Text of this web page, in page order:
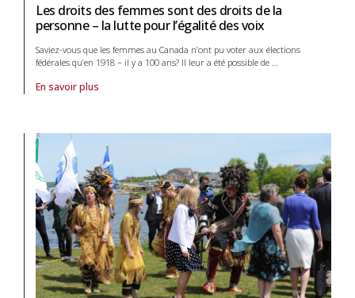
Les droits des femmes sont des droits de la
personne – la lutte pour l’égalité des voix
Saviez-vous que les femmes au Canada n’ont pu voter aux élections
fédérales qu’en 1918 – il y a 100 ans? Il leur a été possible de
En savoir plus
À propos de article Les droits des femmes sont des droits de la